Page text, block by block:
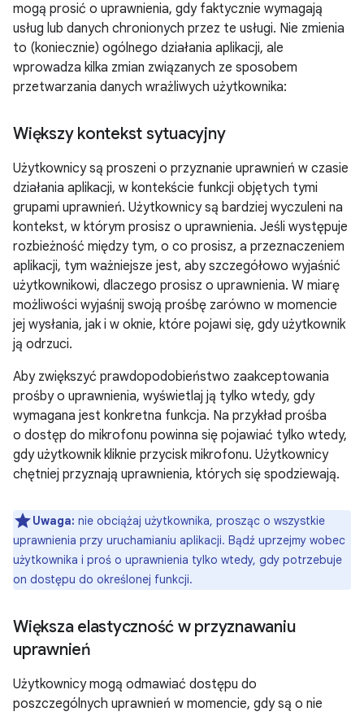
mogą prosić o uprawnienia, gdy faktycznie wymagają
usług lub danych chronionych przez te usługi. Nie zmienia
to (koniecznie) ogólnego działania aplikacji, ale
wprowadza kilka zmian związanych ze sposobem
przetwarzania danych wrażliwych użytkownika:
Większy kontekst sytuacyjny
Użytkownicy są proszeni o przyznanie uprawnień w czasie
działania aplikacji, w kontekście funkcji objętych tymi
grupami uprawnień. Użytkownicy są bardziej wyczuleni na
kontekst, w którym prosisz o uprawnienia. Jeśli występuje
rozbieżność między tym, o co prosisz, a przeznaczeniem
aplikacji, tym ważniejsze jest, aby szczegółowo wyjaśnić
użytkownikowi, dlaczego prosisz o uprawnienia. W miarę
możliwości wyjaśnij swoją prośbę zarówno w momencie
jej wysłania, jak i w oknie, które pojawi się, gdy użytkownik
ją odrzuci.
Aby zwiększyć prawdopodobieństwo zaakceptowania
prośby o uprawnienia, wyświetlaj ją tylko wtedy, gdy
wymagana jest konkretna funkcja. Na przykład prośba
o dostęp do mikrofonu powinna się pojawiać tylko wtedy,
gdy użytkownik kliknie przycisk mikrofonu. Użytkownicy
chętniej przyznają uprawnienia, których się spodziewają.
Uwaga: nie obciążaj użytkownika, prosząc o wszystkie
uprawnienia przy uruchamianiu aplikacji. Bądź uprzejmy wobec
użytkownika i proś o uprawnienia tylko wtedy, gdy potrzebuje
on dostępu do określonej funkcji.
Większa elastyczność w przyznawaniu
uprawnień
Użytkownicy mogą odmawiać dostępu do
poszczególnych uprawnień w momencie, gdy są o nie